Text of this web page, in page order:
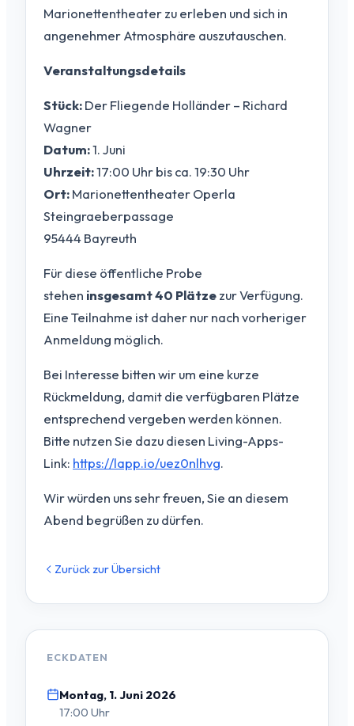
Marionettentheater zu erleben und sich in
angenehmer Atmosphäre auszutauschen.
Veranstaltungsdetails
Stück: Der Fliegende Holländer – Richard
Wagner
Datum:1. Juni
Uhrzeit:17:00 Uhr bis ca. 19:30 Uhr
Ort: Marionettentheater Operla
Steingraeberpassage
95444 Bayreuth
Für diese öffentliche Probe
stehen insgesamt 40 Plätze zur Verfügung.
Eine Teilnahme ist daher nur nach vorheriger
Anmeldung möglich.
Bei Interesse bitten wir um eine kurze
Rückmeldung, damit die verfügbaren Plätze
entsprechend vergeben werden können.
Bitte nutzen Sie dazu diesen Living-Apps-
Link: https://lapp.io/uez0nlhvg.
Wir würden uns sehr freuen, Sie an diesem
Abend begrüßen zu dürfen.
Zurück zur Übersicht
ECKDATEN
Montag, 1. Juni 2026
17:00 Uhr